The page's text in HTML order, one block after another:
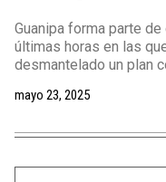
Guanipa forma parte
últimas horas en las
desmantelado un plan
mayo 23, 2025